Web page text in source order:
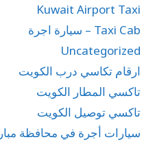
Kuwait Airport Taxi
Taxi Cab – سيارة اجرة
Uncategorized
ارقام تكاسي درب الكويت
تاكسي المطار الكويت
تاكسي توصيل الكويت
سيارات أجرة في محافظة